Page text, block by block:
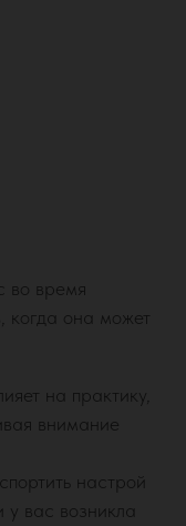
во время
когда она может
на практику,
внимание
настрой
вас возникла